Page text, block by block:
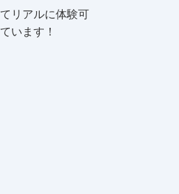
リアルに体験可
います！